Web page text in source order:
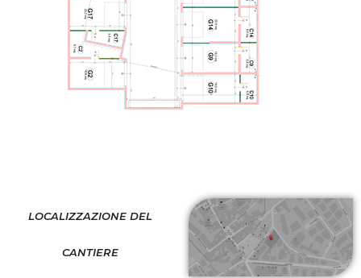
LOCALIZZAZIONE DEL
CANTIERE